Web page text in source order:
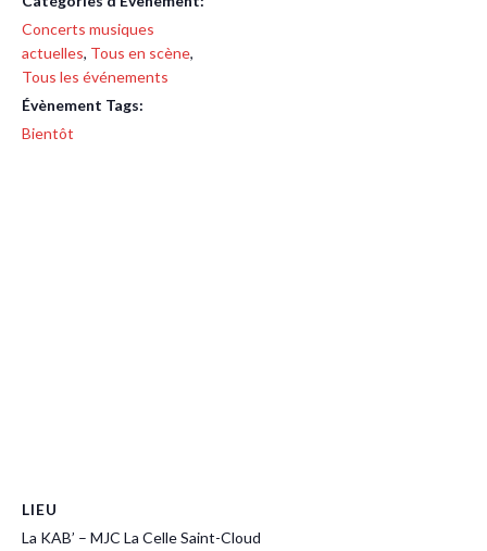
Concerts musiques
actuelles, Tous en scène,
Tous les événements
Évènement Tags:
Bientôt
LIEU
La KAB’ – MJC La Celle Saint-Cloud